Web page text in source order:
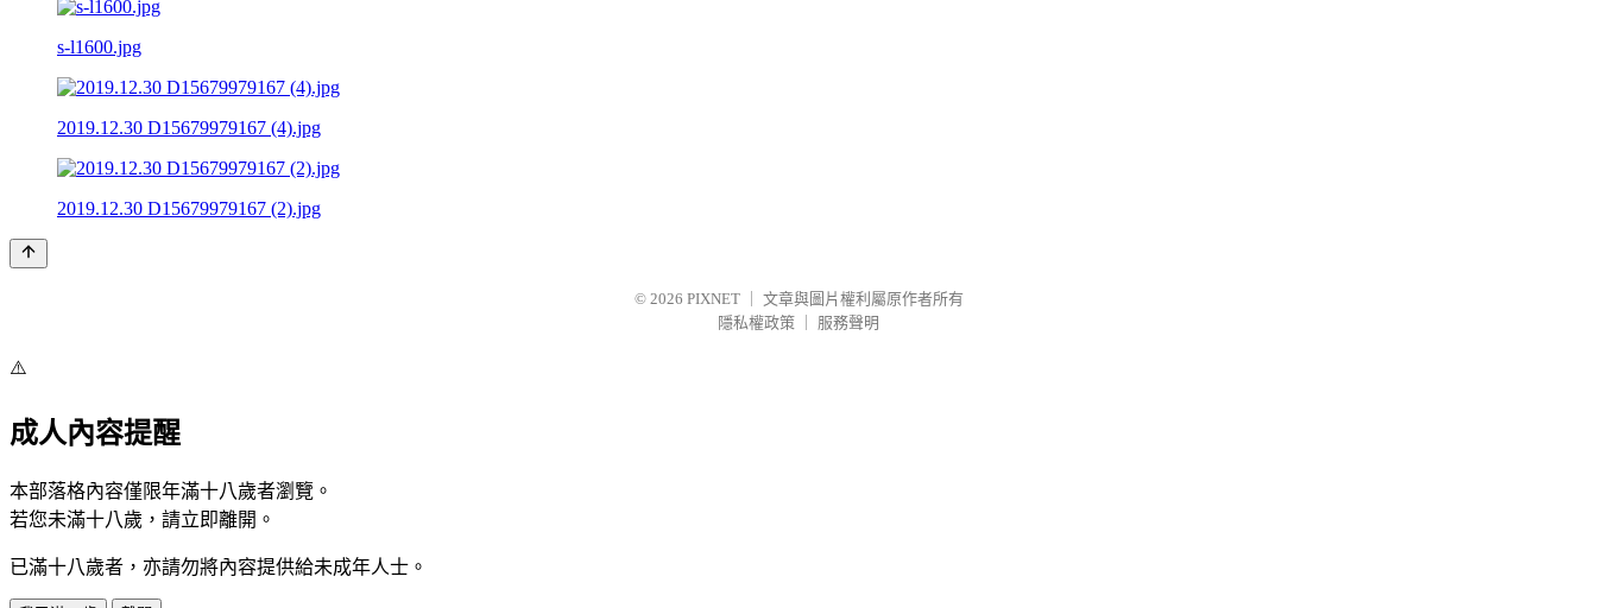
s-l1600.jpg
2019.12.30 D15679979167 (4).jpg
2019.12.30 D15679979167 (2).jpg
© 2026 PIXNET
文章與圖片權利屬原作者所有
隱私權政策
服務聲明
⚠️
成人內容提醒
本部落格內容僅限年滿十八歲者瀏覽。
若您未滿十八歲，請立即離開。
已滿十八歲者，亦請勿將內容提供給未成年人士。